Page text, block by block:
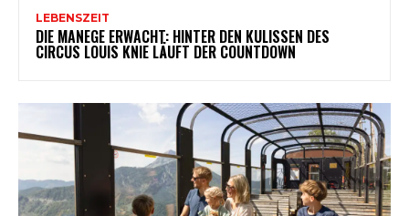
LEBENSZEIT
DIE MANEGE ERWACHT: HINTER DEN KULISSEN DES
CIRCUS LOUIS KNIE LÄUFT DER COUNTDOWN